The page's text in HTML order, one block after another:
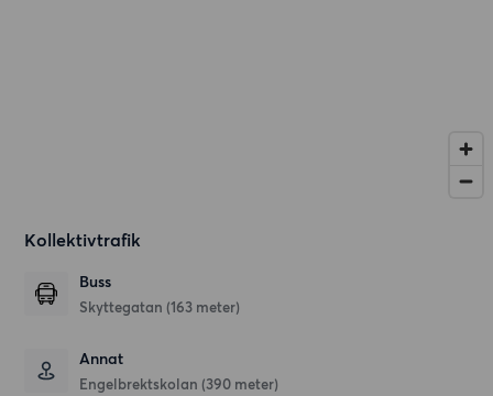
Kollektivtrafik
Buss
Skyttegatan (163 meter)
Annat
Engelbrektskolan (390 meter)